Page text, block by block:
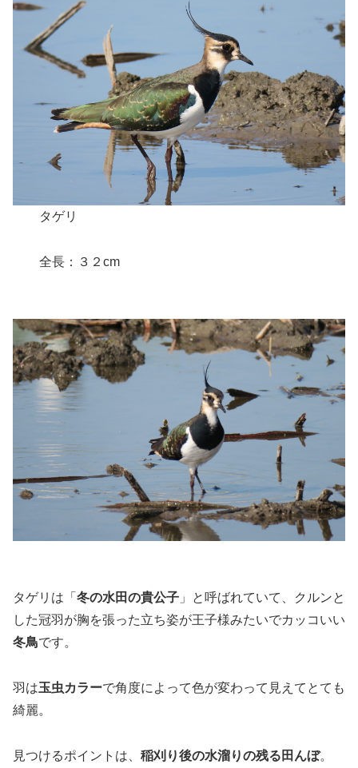
タゲリ
全長：３２cm
タゲリは「 冬の水田の貴公子 」と呼ばれていて、クルンと
した冠羽が胸を張った立ち姿が王子様みたいでカッコいい
冬鳥です。
羽は玉虫カラーで角度によって色が変わって見えてとても
綺麗。
見つけるポイントは、 稲刈り後の水溜りの残る田んぼ。